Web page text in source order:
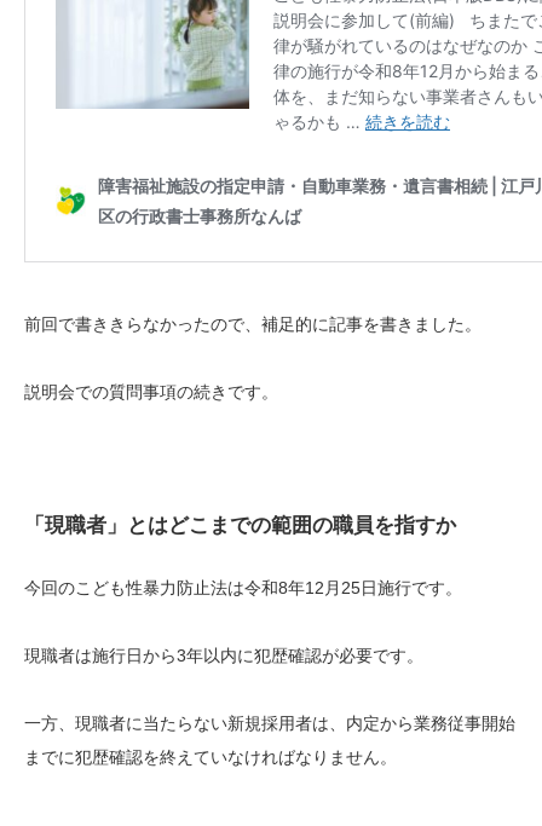
前回で書ききらなかったので、補足的に記事を書きました。
説明会での質問事項の続きです。
「現職者」とはどこまでの範囲の職員を指すか
今回のこども性暴力防止法は令和8年12月25日施行です。
現職者は施行日から3年以内に犯歴確認が必要です。
一方、現職者に当たらない新規採用者は、内定から業務従事開始
までに犯歴確認を終えていなければなりません。